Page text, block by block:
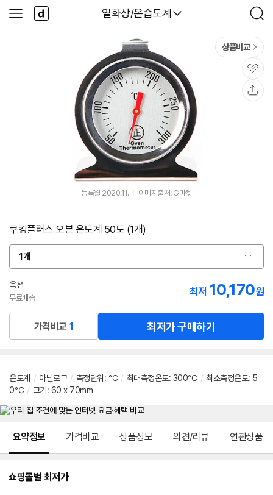
다나와
열화상/온습도계
검
색
사
이
다
나
와
상품비교
관
심
등록월 2020.11. 이미지출처: G마켓
쿠킹플러스 오븐 온도계 50도 (1개)
1개
옵
션
선
택
옥션
무료배송
최저 10,170원
가격비교 1 최저가 구매하기
온도계 / 아날로그 / 측정단위 : ℃ / 최대측정온도: 300℃ / 최소측정온도: 5
0℃ / 크기: 60 x 70mm
요약정보 가격비교 상품정보 의견/리뷰 연관상품
쇼핑몰별 최저가